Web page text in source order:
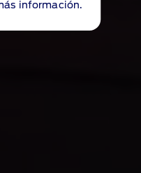
información.